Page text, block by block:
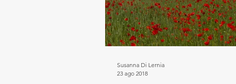
Susanna Di Lernia
23 ago 2018